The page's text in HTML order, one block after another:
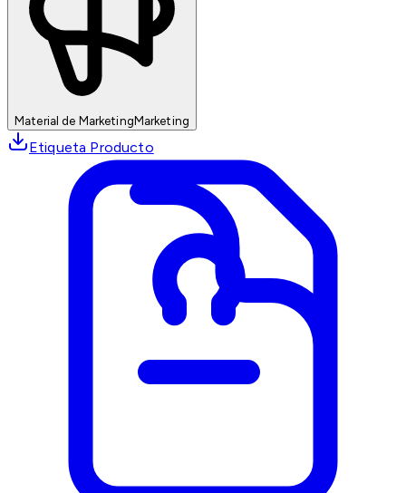
Material de MarketingMarketing
Etiqueta Producto